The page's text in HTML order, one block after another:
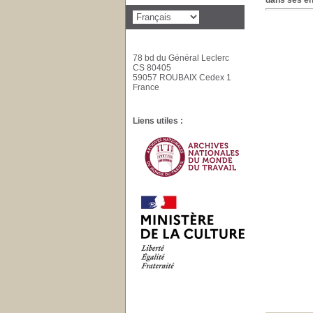
78 bd du Général Leclerc
CS 80405
59057 ROUBAIX Cedex 1
France
Liens utiles :